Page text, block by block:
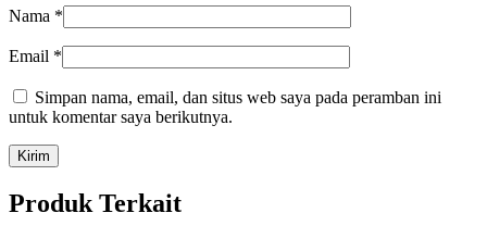
Nama *
Email *
Simpan nama, email, dan situs web saya pada peramban ini
untuk komentar saya berikutnya.
Produk Terkait